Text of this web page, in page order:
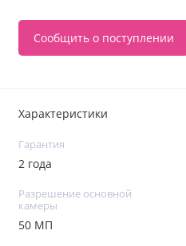
Сообщить о поступлении
Характеристики
Гарантия
2 года
Разрешение основной
камеры
50 МП